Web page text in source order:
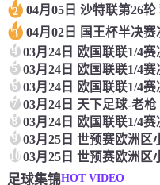
2
3
4
5
6
7 03月24日 天下足球-老
8
9
10
足球集锦HOT VIDEO